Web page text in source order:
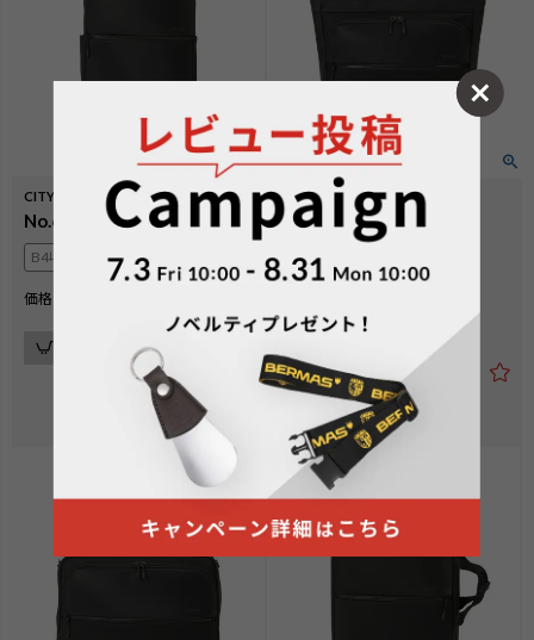
CITYSCAPE
No.60691：デイパックL
B4収納可
価格
カートに入れる
CITYSCAPE
No.60692：横型トート
B4収納可
価格 ¥19,800
カートに入れる
4.00